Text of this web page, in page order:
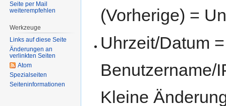
(Vorherige) =
Uhrzeit/Datum
Benutzername/
Kleine
Seite per Mail
weiterempfehlen
Werkzeuge
Links auf diese Seite
Änderungen an
verlinkten Seiten
Atom
Spezialseiten
Seiten­informationen